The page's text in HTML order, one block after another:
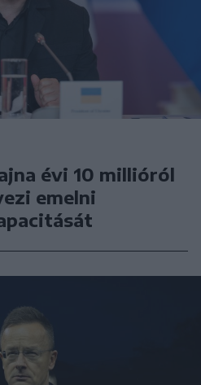
évi 10 millióról
emelni